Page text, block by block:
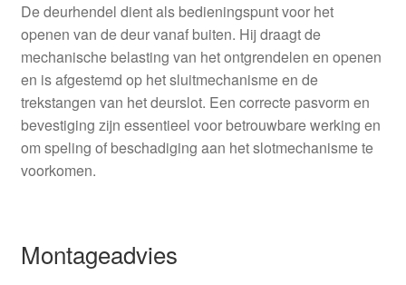
De deurhendel dient als bedieningspunt voor het
openen van de deur vanaf buiten. Hij draagt de
mechanische belasting van het ontgrendelen en openen
en is afgestemd op het sluitmechanisme en de
trekstangen van het deurslot. Een correcte pasvorm en
bevestiging zijn essentieel voor betrouwbare werking en
om speling of beschadiging aan het slotmechanisme te
voorkomen.
Montageadvies